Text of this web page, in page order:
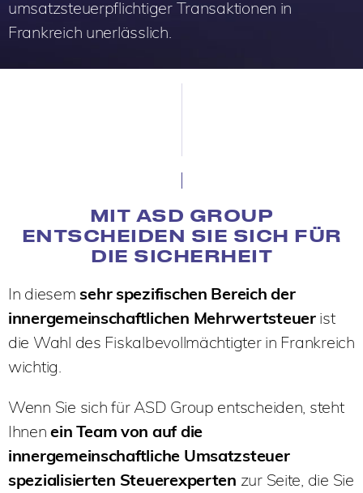
umsatzsteuerpflichtiger Transaktionen in
Frankreich unerlässlich.
MIT ASD GROUP
ENTSCHEIDEN SIE SICH FÜR
DIE SICHERHEIT
In diesemsehr spezifischen Bereich der
innergemeinschaftlichen Mehrwertsteuerist
die Wahl des Fiskalbevollmächtigter in Frankreich
wichtig.
Wenn Sie sich für ASD Group entscheiden, steht
Ihnenein Team von auf die
innergemeinschaftliche Umsatzsteuer
spezialisierten Steuerexperten zur Seite, die Sie